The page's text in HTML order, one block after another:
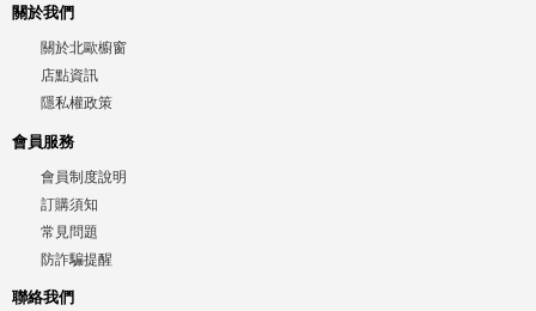
關於我們
關於北歐櫥窗
店點資訊
隱私權政策
會員服務
會員制度說明
訂購須知
常見問題
防詐騙提醒
聯絡我們